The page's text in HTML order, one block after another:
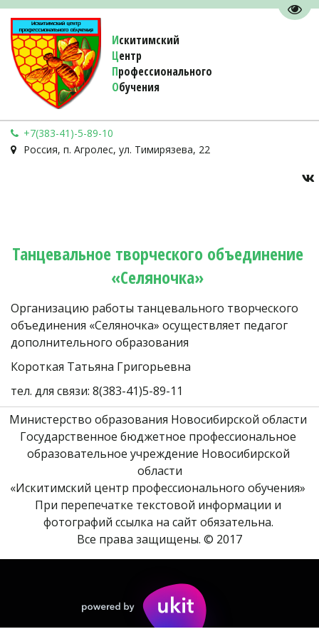
Искитимский
Центр
Профессионального
Обучения
+7(383-41)-5-89-10
Россия, п. Агролес, ул. Тимирязева, 22
Танцевальное творческого объединение
«Селяночка»
Организацию работы танцевального творческого
объединения «Селяночка» осуществляет педагог
дополнительного образования
Короткая Татьяна Григорьевна
тел. для связи: 8(383-41)5-89-11
Министерство образования Новосибирской области
Государственное бюджетное профессиональное
образовательное учреждение Новосибирской
области
«Искитимский центр профессионального обучения»
При перепечатке текстовой информации и
фотографий ссылка на сайт обязательна.
Все права защищены. © 2017